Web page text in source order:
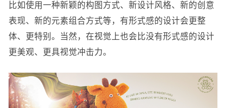
比如使用一种新颖的构图方式、新设计风格、新的创意
表现、新的元素组合方式等，有形式感的设计会更整
体、更特别。当然，在视觉上也会比没有形式感的设计
更美观、更具视觉冲击力。